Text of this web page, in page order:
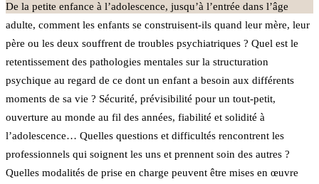
De la petite enfance à l’adolescence, jusqu’à l’entrée dans l’âge
adulte, comment les enfants se construisent-ils quand leur mère, leur
père ou les deux souffrent de troubles psychiatriques ? Quel est le
retentissement des pathologies mentales sur la structuration
psychique au regard de ce dont un enfant a besoin aux différents
moments de sa vie ? Sécurité, prévisibilité pour un tout-petit,
ouverture au monde au fil des années, fiabilité et solidité à
l’adolescence… Quelles questions et difficultés rencontrent les
professionnels qui soignent les uns et prennent soin des autres ?
Quelles modalités de prise en charge peuvent être mises en œuvre